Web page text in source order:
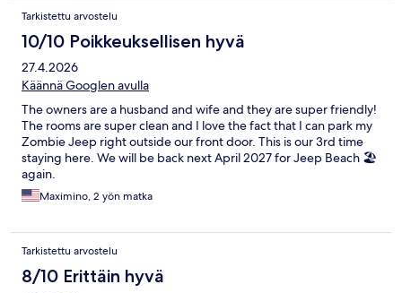
Tarkistettu arvostelu
10/10 Poikkeuksellisen hyvä
27.4.2026
Käännä Googlen avulla
The owners are a husband and wife and they are super friendly!
The rooms are super clean and I love the fact that I can park my
Zombie Jeep right outside our front door. This is our 3rd time
staying here. We will be back next April 2027 for Jeep Beach 🏖️
again.
Maximino, 2 yön matka
Tarkistettu arvostelu
8/10 Erittäin hyvä